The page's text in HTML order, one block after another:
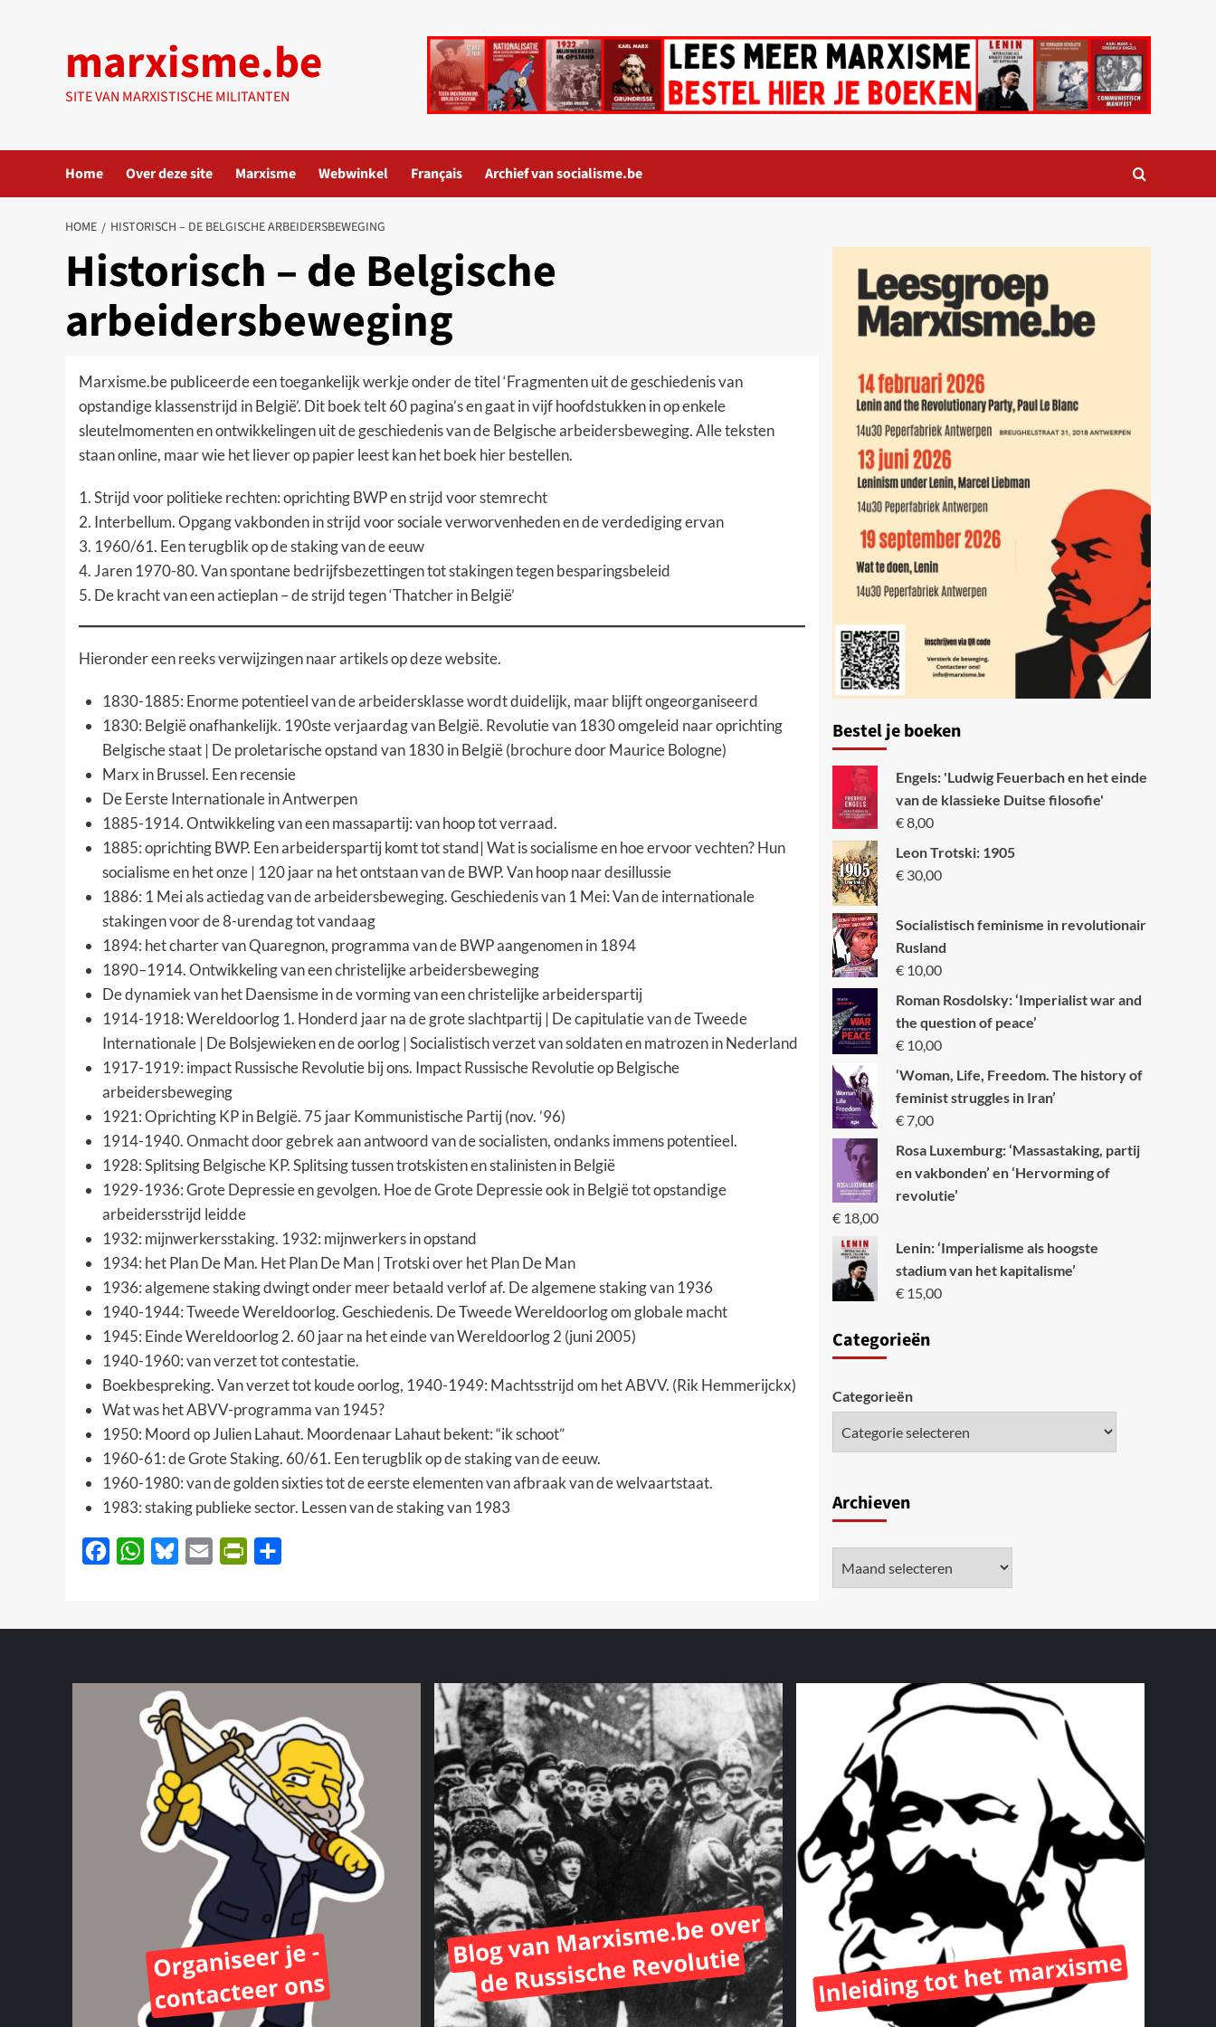
marxisme.be
SITE VAN MARXISTISCHE MILITANTEN
Home Over deze site Marxisme Webwinkel Français Archief van socialisme.be
HOME HISTORISCH – DE BELGISCHE ARBEIDERSBEWEGING
Historisch – de Belgische
arbeidersbeweging
Marxisme.be publiceerde een toegankelijk werkje onder de titel ‘Fragmenten uit de geschiedenis van
opstandige klassenstrijd in België’. Dit boek telt 60 pagina’s en gaat in vijf hoofdstukken in op enkele
sleutelmomenten en ontwikkelingen uit de geschiedenis van de Belgische arbeidersbeweging. Alle teksten
staan online, maarwie het liever op papier leest kan het boek hier bestellen.
1.Strijd voor politieke rechten: oprichting BWP en strijd voor stemrecht
2. Interbellum. Opgang vakbonden in strijd voor sociale verworvenheden en de verdediging ervan
3. 1960/61. Een terugblik op de staking van de eeuw
4. Jaren 1970-80. Van spontane bedrijfsbezettingen tot stakingen tegen besparingsbeleid
5. De kracht van een actieplan – de strijd tegen ‘Thatcher in België’
Hieronder een reeks verwijzingen naar artikels op deze website.
1830-1885: Enorme potentieel van de arbeidersklasse wordt duidelijk, maar blijft ongeorganiseerd
1830: België onafhankelijk. 190ste verjaardag van België. Revolutie van 1830 omgeleid naar oprichting
Belgische staat| De proletarische opstand van 1830 in België(brochure door Maurice Bologne)
Marx in Brussel. Een recensie
De Eerste Internationale in Antwerpen
1885-1914. Ontwikkeling van een massapartij: van hoop tot verraad.
1885: oprichting BWP. Een arbeiderspartij komt tot stand|Wat is socialisme en hoe ervoor vechten? Hun
socialisme en het onze | 120 jaar na het ontstaan van de BWP. Van hoop naar desillussie
1886: 1 Mei als actiedag van de arbeidersbeweging.Geschiedenis van 1 Mei: Van de internationale
stakingen voor de 8-urendag tot vandaag
1894: het charter van Quaregnon, programma van de BWP aangenomen in 1894
1890–1914. Ontwikkeling van een christelijke arbeidersbeweging
De dynamiek van het Daensisme in de vorming van een christelijke arbeiderspartij
1914-1918: Wereldoorlog 1. Honderd jaar na de grote slachtpartij | De capitulatie van de Tweede
Internationale| De Bolsjewieken en de oorlog|Socialistisch verzet van soldaten en matrozen in Nederland
1917-1919: impact Russische Revolutie bij ons. Impact Russische Revolutie op Belgische
arbeidersbeweging
1921: Oprichting KP in België. 75 jaar Kommunistische Partij (nov. ’96)
1914-1940. Onmacht door gebrek aan antwoord van de socialisten, ondanks immens potentieel.
1928: Splitsing Belgische KP.Splitsing tussen trotskisten en stalinisten in België
1929-1936: Grote Depressie en gevolgen. Hoe de Grote Depressie ook in België tot opstandige
arbeidersstrijd leidde
1932: mijnwerkersstaking. 1932: mijnwerkers in opstand
1934: het Plan De Man. Het Plan De Man|Trotski over het Plan De Man
1936: algemene staking dwingt onder meer betaald verlof af. De algemene staking van 1936
1940-1944: Tweede Wereldoorlog.Geschiedenis. De Tweede Wereldoorlog om globale macht
1945: Einde Wereldoorlog 2. 60 jaar na het einde van Wereldoorlog 2 (juni 2005)
1940-1960: van verzet tot contestatie.
Boekbespreking. Van verzet tot koude oorlog, 1940-1949: Machtsstrijd om het ABVV. (Rik Hemmerijckx)
Wat was het ABVV-programma van 1945?
1950: Moord op Julien Lahaut. Moordenaar Lahaut bekent: “ik schoot”
1960-61: de Grote Staking. 60/61. Een terugblik op de staking van de eeuw.
1960-1980: van de golden sixties tot de eerste elementen van afbraak van de welvaartstaat.
1983: staking publieke sector. Lessen van de staking van 1983
FacebookWhatsApp
BlueskyEmail PrintFriendly
Bestel je boeken
Engels: 'Ludwig Feuerbach en het einde
van de klassieke Duitse filosofie'
€8,00
Leon Trotski: 1905
€30,00
Socialistisch feminisme in revolutionair
Rusland
€10,00
Roman Rosdolsky: ‘Imperialist war and
the question of peace’
€10,00
‘Woman, Life, Freedom. The history of
feminist struggles in Iran’
€7,00
Rosa Luxemburg: ‘Massastaking, partij
en vakbonden’ en ‘Hervorming of
revolutie’
€18,00
Lenin: ‘Imperialisme als hoogste
stadium van het kapitalisme’
€15,00
Categorieën
Categorieën
Archieven